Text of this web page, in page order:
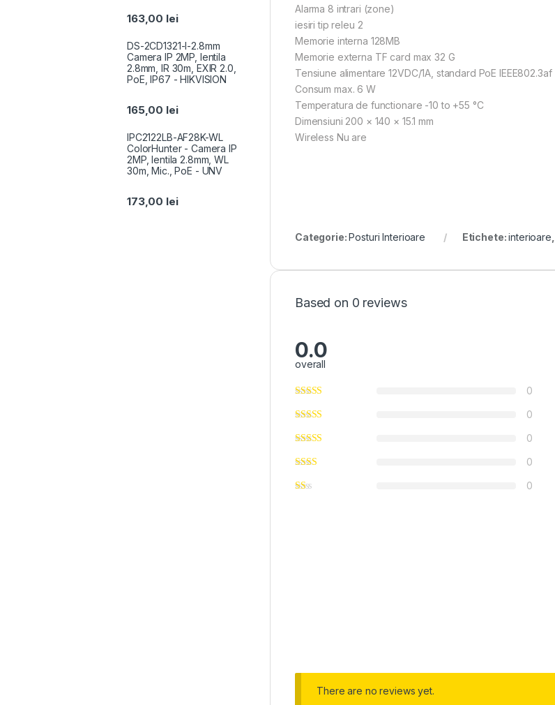
Alarma 8 intrari (zone)
iesiri tip releu 2
Memorie interna 128MB
Memorie externa TF card max 32 G
Tensiune alimentare 12VDC/1A, standard PoE IEEE802.3af
Consum max. 6 W
Temperatura de functionare -10 to +55 °C
Dimensiuni 200 × 140 × 15.1 mm
Wireless Nu are
Categorie:Posturi Interioare Etichete:interioare,
Based on 0 reviews
0.0
overall
0
0
0
0
0
There are no reviews yet.
163,00 lei
DS-2CD1321-I-2.8mm
Camera IP 2MP, lentila
2.8mm, IR 30m, EXIR 2.0,
PoE, IP67 - HIKVISION
165,00 lei
IPC2122LB-AF28K-WL
ColorHunter - Camera IP
2MP, lentila 2.8mm, WL
30m, Mic., PoE - UNV
173,00 lei